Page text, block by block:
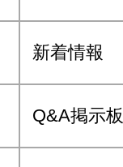
新着情報
Q&A掲示板